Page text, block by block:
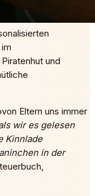
und
Eltern uns immer
wir es gelesen
Kinnlade
in der